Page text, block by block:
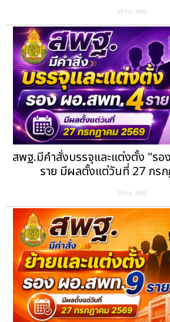
29 ก.ค. 2569
สพฐ.มีคำสั่งบรรจุและแต่งตั้ง "ร
ราย มีผลตั้งแต่วันที่ 27 กร
29 ก.ค. 2569